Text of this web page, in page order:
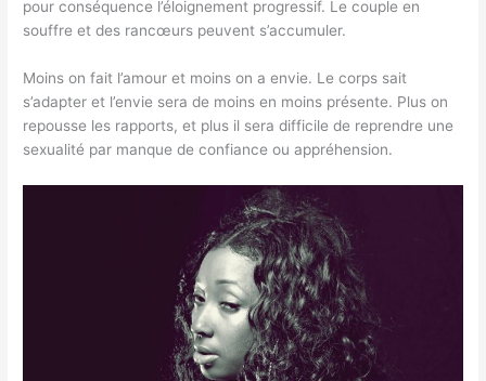
pour conséquence l’éloignement progressif. Le couple en
souffre et des rancœurs peuvent s’accumuler.
Moins on fait l’amour et moins on a envie. Le corps sait
s’adapter et l’envie sera de moins en moins présente. Plus on
repousse les rapports, et plus il sera difficile de reprendre une
sexualité par manque de confiance ou appréhension.